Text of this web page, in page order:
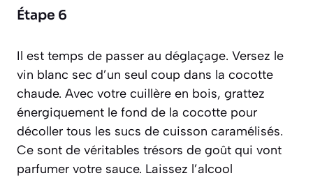
Étape 6
Il est temps de passer au déglaçage. Versez le
vin blanc sec d’un seul coup dans la cocotte
chaude. Avec votre cuillère en bois, grattez
énergiquement le fond de la cocotte pour
décoller tous les sucs de cuisson caramélisés.
Ce sont de véritables trésors de goût qui vont
parfumer votre sauce. Laissez l’alcool